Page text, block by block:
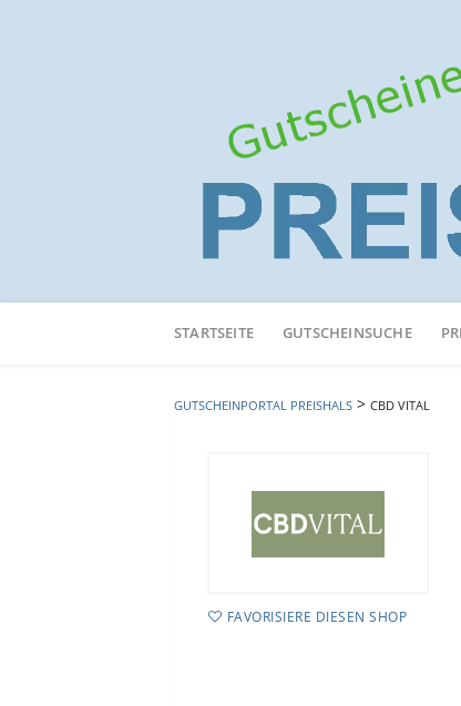
Online-
STARTSEITE GUTSCHEINSUCHE
GUTSCHEINPORTAL PREISHALS > CBD VITAL
FAVORISIERE DIESEN SHOP